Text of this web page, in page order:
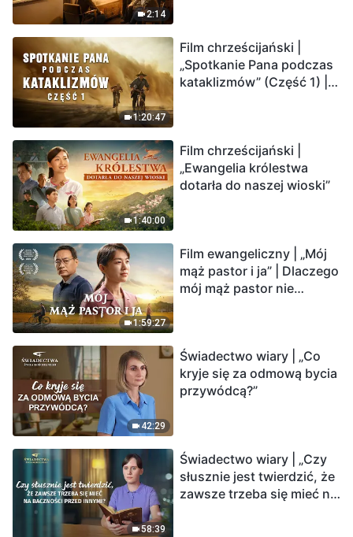
2:14
1:20:47
Film chrześcijański |
„Spotkanie Pana podczas
kataklizmów” (Część 1) |
1:40:00
Film chrześcijański |
„Ewangelia królestwa
dotarła do naszej wioski”
1:59:27
Film ewangeliczny | „Mój
mąż pastor i ja” | Dlaczego
mój mąż pastor nie
42:29
Świadectwo wiary | „Co
kryje się za odmową bycia
przywódcą?”
58:39
Świadectwo wiary | „Czy
słusznie jest twierdzić, że
zawsze trzeba się mieć na